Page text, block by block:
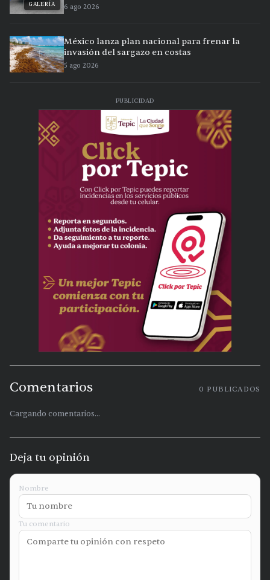
GALERÍA 6 ago 2026
México lanza plan nacional para frenar la
invasión del sargazo en costas
5 ago 2026
PUBLICIDAD
Comentarios 0 PUBLICADOS
Cargando comentarios...
Deja tu opinión
Nombre
Tu comentario